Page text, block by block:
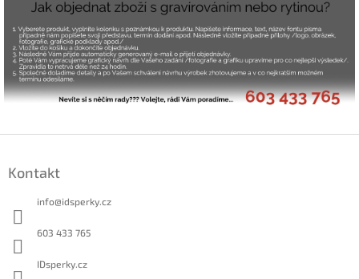
Kontakt
info@idsperky.cz
603 433 765
IDsperky.cz